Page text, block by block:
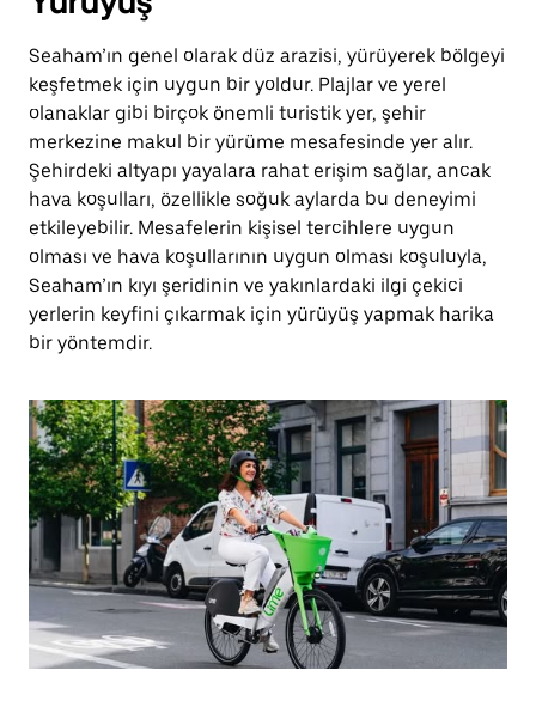
Seaham’ın genel olarak düz arazisi, yürüyerek bölgeyi
keşfetmek için uygun bir yoldur. Plajlar ve yerel
olanaklar gibi birçok önemli turistik yer, şehir
merkezine makul bir yürüme mesafesinde yer alır.
Şehirdeki altyapı yayalara rahat erişim sağlar, ancak
hava koşulları, özellikle soğuk aylarda bu deneyimi
etkileyebilir. Mesafelerin kişisel tercihlere uygun
olması ve hava koşullarının uygun olması koşuluyla,
Seaham’ın kıyı şeridinin ve yakınlardaki ilgi çekici
yerlerin keyfini çıkarmak için yürüyüş yapmak harika
bir yöntemdir.